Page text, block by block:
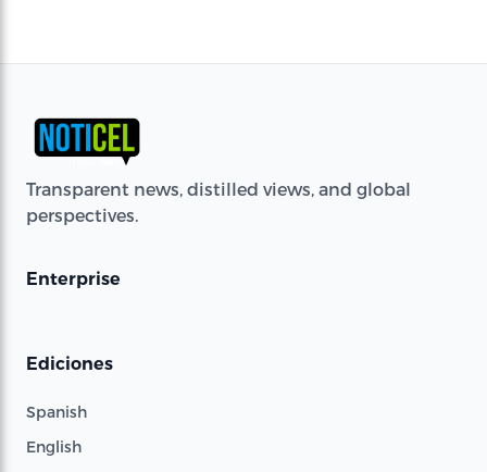
Transparent news, distilled views, and global
perspectives.
Enterprise
Ediciones
Spanish
English